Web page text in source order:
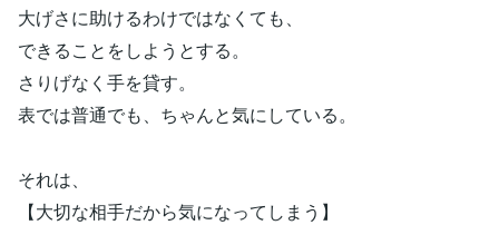
大げさに助けるわけではなくても、
できることをしようとする。
さりげなく手を貸す。
表では普通でも、ちゃんと気にしている。
それは、
【大切な相手だから気になってしまう】